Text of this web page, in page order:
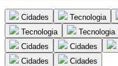
Cidades Tecnologia
Tecnologia
Tecnologia
Cidades
Cidades
Cidades
Cidades